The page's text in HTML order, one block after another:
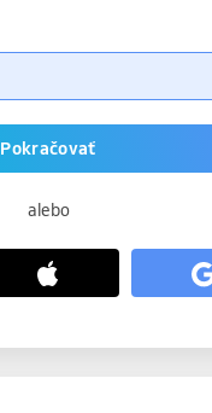
Pokračovať
alebo